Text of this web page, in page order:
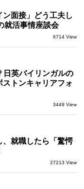
面接」どう工夫し
就活事情座談会
6714 View
日英バイリンガルの
トンキャリアフォ
3449 View
、就職したら「驚愕
27213 View